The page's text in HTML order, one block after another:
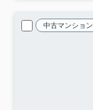
中古マンション